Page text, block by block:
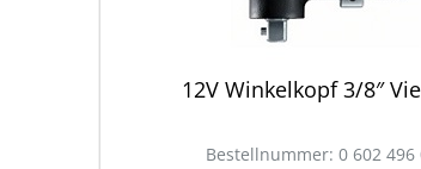
12V Winkelkopf 3/8″
Bestellnummer: 0 602 496